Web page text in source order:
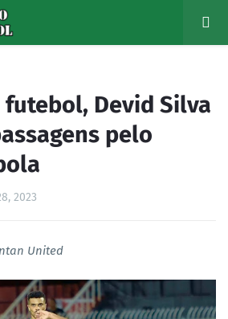
futebol, Devid Silva
pelo
2023
United